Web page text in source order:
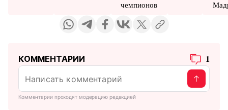
чемпионов
КОММЕНТАРИИ 1
Комментарии проходят модерацию редакцией